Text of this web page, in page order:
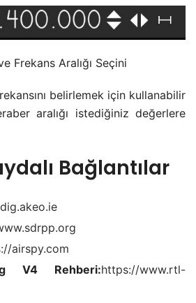
Frekans Aralığı Seçini
belirlemek için kullanabilir
aralığı istediğiniz değerlere
Bağlantılar
airspy.com
V4 Rehberi:https://www.rtl-